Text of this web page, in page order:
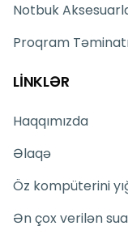
Notbuk
Proqram
LİNKLƏR
Haqqımızda
Əlaqə
Öz kompüterini
Ən çox verilən